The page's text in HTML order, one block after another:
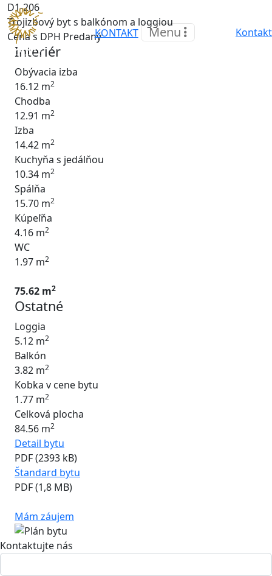
KONTAKT Menu Kontakt
D1-206
Trojizbový byt s balkónom a loggiou
Cena s DPH Predaný
Interiér
Obývacia izba
16.12 m2
Chodba
12.91 m2
Izba
14.42 m2
Kuchyňa s jedálňou
10.34 m2
Spálňa
15.70 m2
Kúpeľňa
4.16 m2
WC
1.97 m2
75.62 m2
Ostatné
Loggia
5.12 m2
Balkón
3.82 m2
Kobka v cene bytu
1.77 m2
Celková plocha
84.56 m2
Detail bytu
PDF (2393 kB)
Štandard bytu
PDF (1,8 MB)
Mám záujem
Kontaktujte nás